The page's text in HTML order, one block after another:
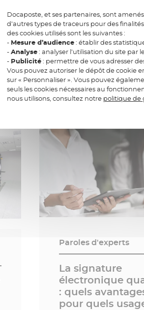
Paroles d'experts
Santé et
quand
bouleverse les
Date de publication
02.03.2026 - 7 min
Paroles d'experts
La signature
électronique
: quels
pour quels
Docaposte, et ses partenaires, sont
d’autres types de traceurs pour des
des cookies utilisés sont les suivantes :
- Mesure d’audience: établir des
-Analyse: analyser l’utilisation du site par
- Publicité: permettre de vous adresser
Vous pouvez autoriser le dépôt de cookie
sur « Personnaliser ». Vous pouvez
seuls les cookies nécessaires au
nous utilisons, consultez notre politique de